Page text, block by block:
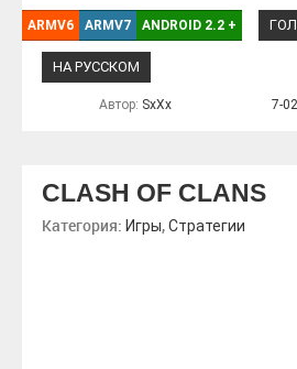
ARMV6 ARMV7 ANDROID 2.2 +
НА РУССКОМ
Автор: SxXx 7-
CLASH OF CLANS
Категория: Игры,Стратегии